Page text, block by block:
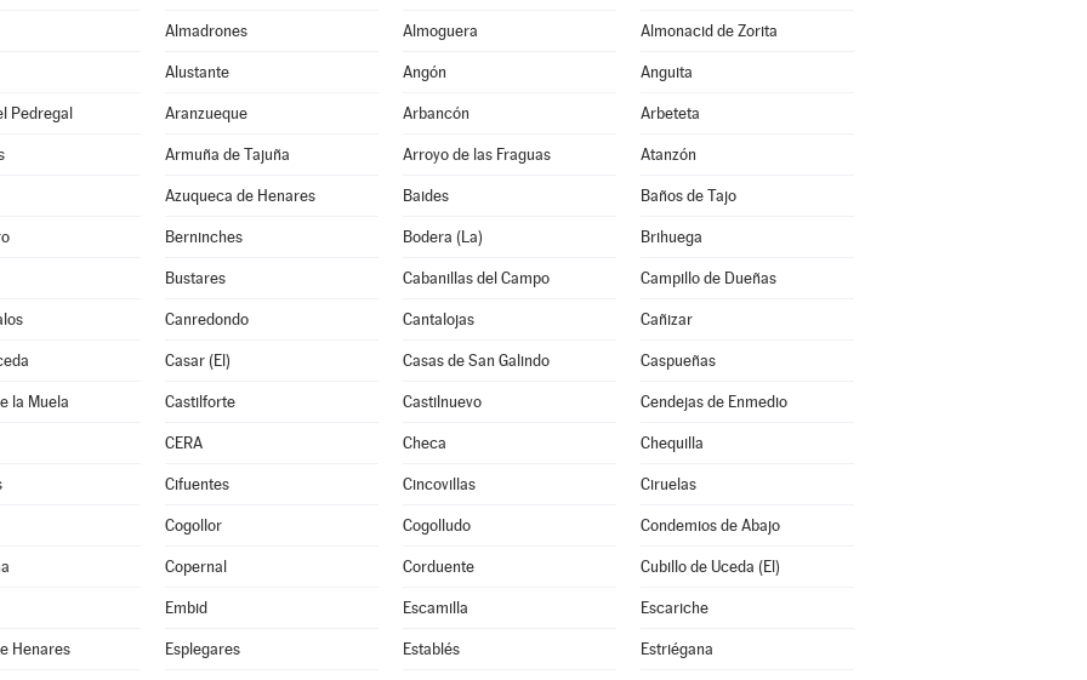
Almadrones Almoguera Almonacid de Zorita
Alustante Angón Anguita
Pedregal Aranzueque Arbancón Arbeteta
Armuña de Tajuña Arroyo de las Fraguas Atanzón
Azuqueca de Henares Baides Baños de Tajo
Berninches Bodera (La) Brihuega
Bustares Cabanillas del Campo Campillo de Dueñas
Canredondo Cantalojas Cañizar
Casar (El) Casas de San Galindo Caspueñas
la Muela Castilforte Castilnuevo Cendejas de Enmedio
CERA Checa Chequilla
Cifuentes Cincovillas Ciruelas
Cogollor Cogolludo Condemios de Abajo
Copernal Corduente Cubillo de Uceda (El)
Embid Escamilla Escariche
Henares Esplegares Establés Estriégana